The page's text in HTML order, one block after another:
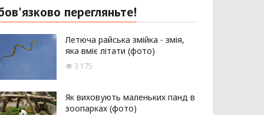
перегляньте!
Летюча райська змійка - змія,
яка вміє літати (фото)
3 175
Як виховують маленьких панд в
зоопарках (фото)